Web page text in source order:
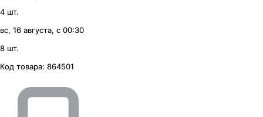
4 шт.
вс, 16 августа, с 00:30
8 шт.
Код товара: 864501